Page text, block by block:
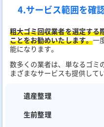
4.サービス範囲を確
粗大ゴミ回収業者を選定する
ことをお勧めいたします。一
能になります。
数多くの業者は、単なるゴミ
まざまなサービスも提供して
遺産整理
生前整理